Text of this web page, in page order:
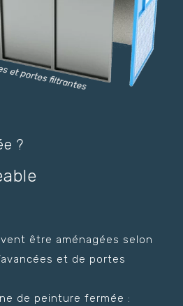
?
être aménagées selon
et de portes
de peinture fermée :